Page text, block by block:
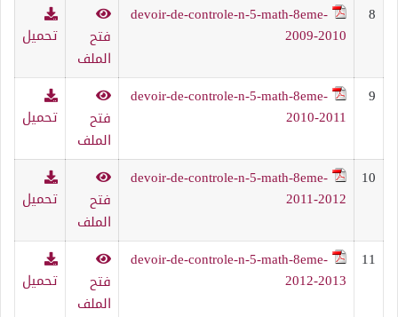
8
devoir-de-controle-n-5-math-8eme-
2009-2010
فتح
الملف
تحميل
9
devoir-de-controle-n-5-math-8eme-
2010-2011
فتح
الملف
تحميل
10
devoir-de-controle-n-5-math-8eme-
2011-2012
فتح
الملف
تحميل
11
devoir-de-controle-n-5-math-8eme-
2012-2013
فتح
الملف
تحميل